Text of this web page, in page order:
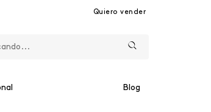
Quiero vender
Blog